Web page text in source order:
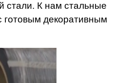
стали. К нам стальные
готовым декоративным